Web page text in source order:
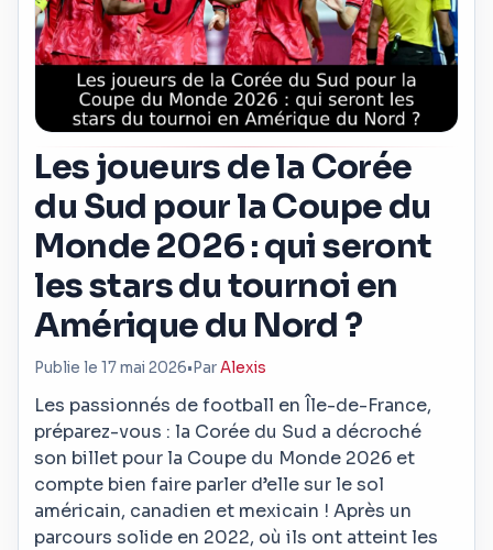
Les joueurs de la Corée
du Sud pour la Coupe du
Monde 2026 : qui seront
les stars du tournoi en
Amérique du Nord ?
Publie le 17 mai 2026• ParAlexis
Les passionnés de football en Île-de-France,
préparez-vous : la Corée du Sud a décroché
son billet pour la Coupe du Monde 2026 et
compte bien faire parler d’elle sur le sol
américain, canadien et mexicain ! Après un
parcours solide en 2022, où ils ont atteint les